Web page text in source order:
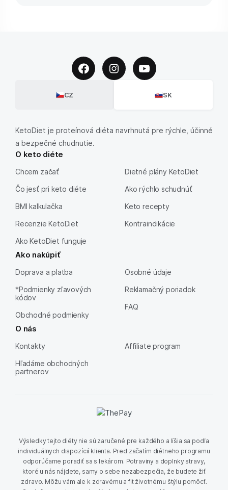
CZ SK
KetoDiet je proteínová diéta navrhnutá pre rýchle, účinné
a bezpečné chudnutie.
O keto diéte
Chcem začať
Čo jesť pri keto diéte
BMI kalkulačka
Recenzie KetoDiet
Ako KetoDiet funguje
Dietné plány KetoDiet
Ako rýchlo schudnúť
Keto recepty
Kontraindikácie
Ako nakúpiť
Doprava a platba
*Podmienky zľavových
kódov
Obchodné podmienky
Osobné údaje
Reklamačný poriadok
FAQ
O nás
Kontakty
Hľadáme obchodných
partnerov
Affiliate program
Výsledky tejto diéty nie sú zaručené pre každého a líšia sa podľa
individuálnych dispozícií klienta. Pred začatím diétneho programu
odporúčame poradiť sa s lekárom. Potraviny a doplnky stravy,
ktoré u nás nájdete, samy o sebe nezabezpečia, že budete žiť
zdravo. Môžu vám ale k zdravému a fit životnému štýlu pomôcť.